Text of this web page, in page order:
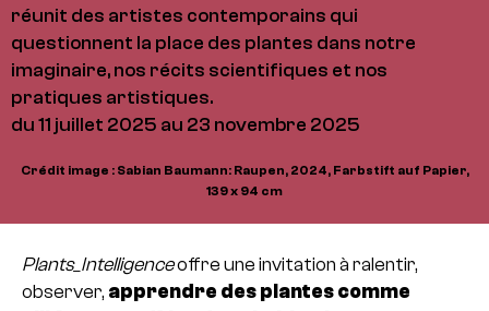
réunit des artistes contemporains qui
questionnent la place des plantes dans notre
imaginaire, nos récits scientifiques et nos
pratiques artistiques.
du 11 juillet 2025 au 23 novembre 2025
Crédit image : Sabian Baumann: Raupen, 2024, Farbstift auf Papier,
139 x 94 cm
Plants_Intelligenceoffre une invitation à ralentir,
observer, apprendre des plantes comme